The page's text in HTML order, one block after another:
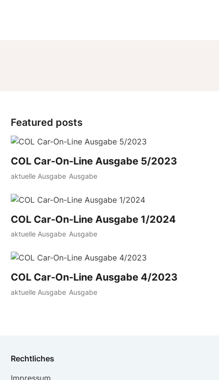
Featured posts
COL Car-On-Line Ausgabe 5/2023
aktuelle Ausgabe Ausgabe
COL Car-On-Line Ausgabe 1/2024
aktuelle Ausgabe Ausgabe
COL Car-On-Line Ausgabe 4/2023
aktuelle Ausgabe Ausgabe
Rechtliches